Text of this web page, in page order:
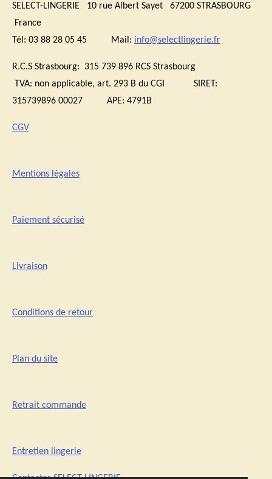
SELECT-LINGERIE 10 rue Albert Sayet 67200 STRASBOURG
France
Tél: 03 88 28 05 45 Mail: info@selectlingerie.fr
R.C.S Strasbourg: 315 739 896 RCS Strasbourg
TVA: non applicable, art. 293 B du CGI
SIRET:
315739896 00027 APE: 4791B
CGV
Mentions légales
Paiement sécurisé
Livraison
Conditions de retour
Plan du site
Retrait commande
Entretien lingerie